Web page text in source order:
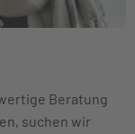
Beratung
suchen wir